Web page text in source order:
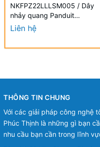
NKFPZ22LLLSM005 / Dây
nhảy quang Panduit
NetKey® 2 - OM4 - 2mm -
LC Duplex - 5m
Liên hệ
THÔNG TIN CHUNG
Với các giải pháp công nghệ
Phúc Thịnh là những gì bạn
nhu cầu bạn cần trong lĩnh